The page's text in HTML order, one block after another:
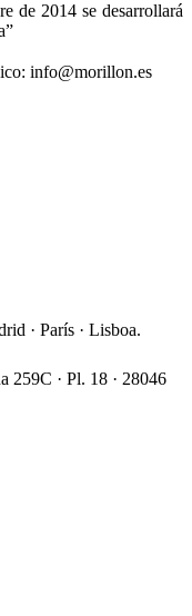
de 2014 se desarrollará
info@morillon.es
· París · Lisboa.
259C · Pl. 18 · 28046